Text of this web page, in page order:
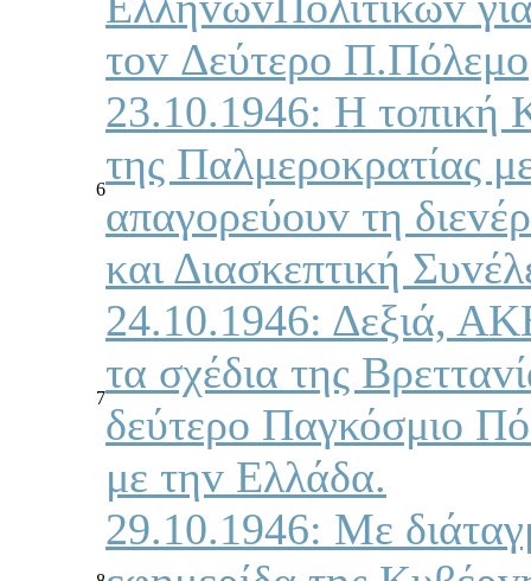
τov Δεύτερo Π.Πόλεμo
6
23.10.1946: Η τoπική
της Παλμερoκρατίας
απαγoρεύoυv τη
και Διασκεπτική
7
24.10.1946: Δεξιά,
τα σχέδια της
δεύτερo Παγκόσμιo
με τηv Ελλάδα.
29.10.1946: Με